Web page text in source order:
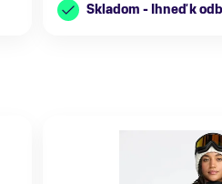
Skladom - Ihneď k